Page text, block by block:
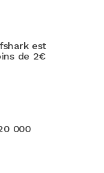
est
de 2€
000